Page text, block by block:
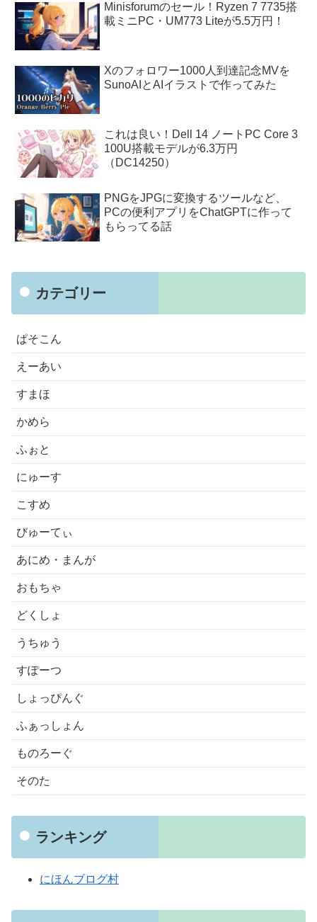
Minisforumのセール！Ryzen 7 7735搭
載ミニPC・UM773 Liteが5.5万円！
Xのフォロワー1000人到達記念MVを
SunoAIとAIイラストで作ってみた
これは良い！Dell 14 ノートPC Core 3
100U搭載モデルが6.3万円
（DC14250）
PNGをJPGに変換するツールなど、
PCの便利アプリをChatGPTに作って
もらってる話
カテゴリー
ぱそこん
えーあい
すまほ
かめら
ふぉと
にゅーす
こすめ
びゅーてぃ
あにめ・まんが
おもちゃ
どくしょ
うちゅう
すぽーつ
しょっぴんぐ
ふぁっしょん
ものろーぐ
そのた
ランキング
にほんブログ村